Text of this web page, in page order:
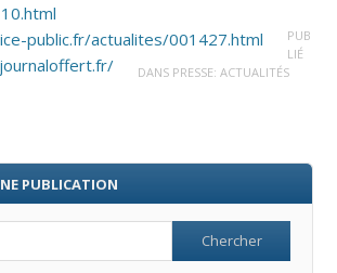
public.fr/actualites/001427.html
PUB
LIÉ
DANS PRESSE: ACTUALITÉS
PUBLICATION